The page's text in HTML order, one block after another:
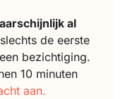
al
de eerste
bezichtiging.
10 minuten
aan.